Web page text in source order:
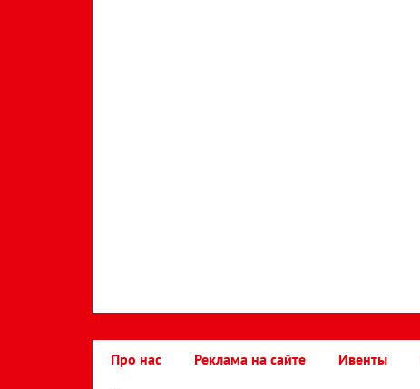
Про нас Реклама на сайте Ивенты